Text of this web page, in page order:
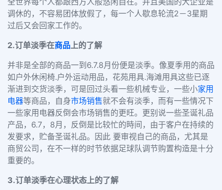
调休的，不容易团体放假了，每一个人歇息轮流2－3星期
过后又会回家工作的。
2.订单淡季在商品上的了解
并非是全部的商品一到6.7.8月份便是淡季。像夏季用的商品
如户外休闲椅.户外运动用品，花苑用具.海滩用具这些已逐
渐进到交货淡季，可是回过头看一些机械专业，一些小家用
电器等商品，自身市场销售就不会有淡季，而有一些情况下
一些家用电器反倒会市场销售的更旺。更别说一些圣诞礼品
产品，6.7，8月，反倒是比较忙的時间，由于客户在持续的
发要求，贮备圣诞礼品。因此 要审视自己的商品，尤其是
商贸公司，在不一样的时节依据足球队调节购置构造是十分
重要的。
3.订单淡季在心理状态上的了解